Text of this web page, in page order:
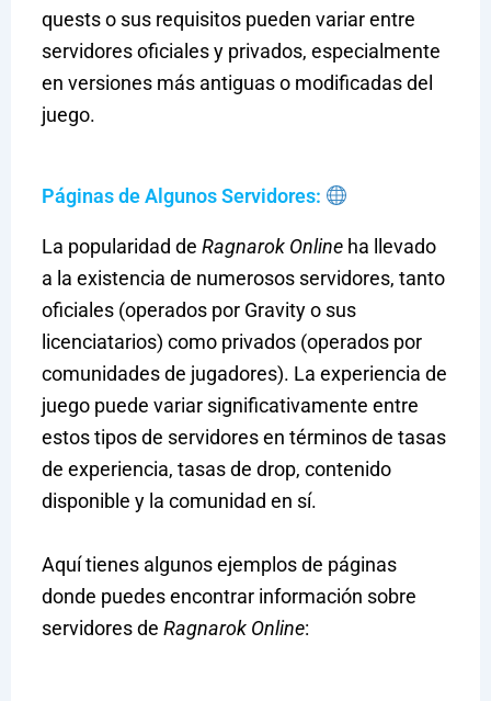
quests o sus requisitos pueden variar entre
servidores oficiales y privados, especialmente
en versiones más antiguas o modificadas del
juego.
Páginas de Algunos Servidores:
La popularidad de Ragnarok Onlineha llevado
a la existencia de numerosos servidores, tanto
oficiales (operados por Gravity o sus
licenciatarios) como privados (operados por
comunidades de jugadores). La experiencia de
juego puede variar significativamente entre
estos tipos de servidores en términos de tasas
de experiencia, tasas de drop, contenido
disponible y la comunidad en sí.
Aquí tienes algunos ejemplos de páginas
donde puedes encontrar información sobre
servidores de Ragnarok Online: